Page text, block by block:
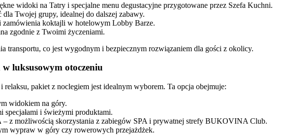
widoki na Tatry i specjalne menu degustacyjne przygotowane przez Szefa Kuchni.
dla Twojej grupy, idealnej do dalszej zabawy.
koktajli w hotelowym Lobby Barze.
zgodnie z Twoimi życzeniami.
transportu, co jest wygodnym i bezpiecznym rozwiązaniem dla gości z okolicy.
w luksusowym otoczeniu
relaksu, pakiet z noclegiem jest idealnym wyborem. Ta opcja obejmuje:
widokiem na góry.
specjałami i świeżymi produktami.
– z możliwością skorzystania z zabiegów SPA i prywatnej strefy BUKOVINA Club.
wypraw w góry czy rowerowych przejażdżek.